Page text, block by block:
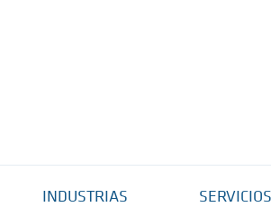
INDUSTRIAS SERVICIOS